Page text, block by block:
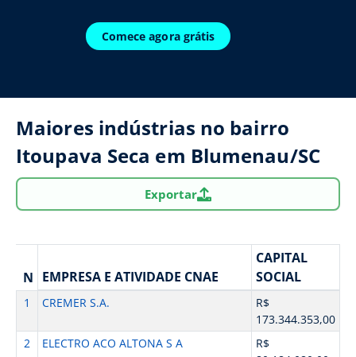
Comece agora grátis
Maiores indústrias no bairro
Itoupava Seca em Blumenau/SC
Exportar
N EMPRESA E ATIVIDADE CNAE
CAPITAL
SOCIAL
1 CREMER S.A.
R$
173.344.353,00
2
ELECTRO ACO ALTONA S A
R$